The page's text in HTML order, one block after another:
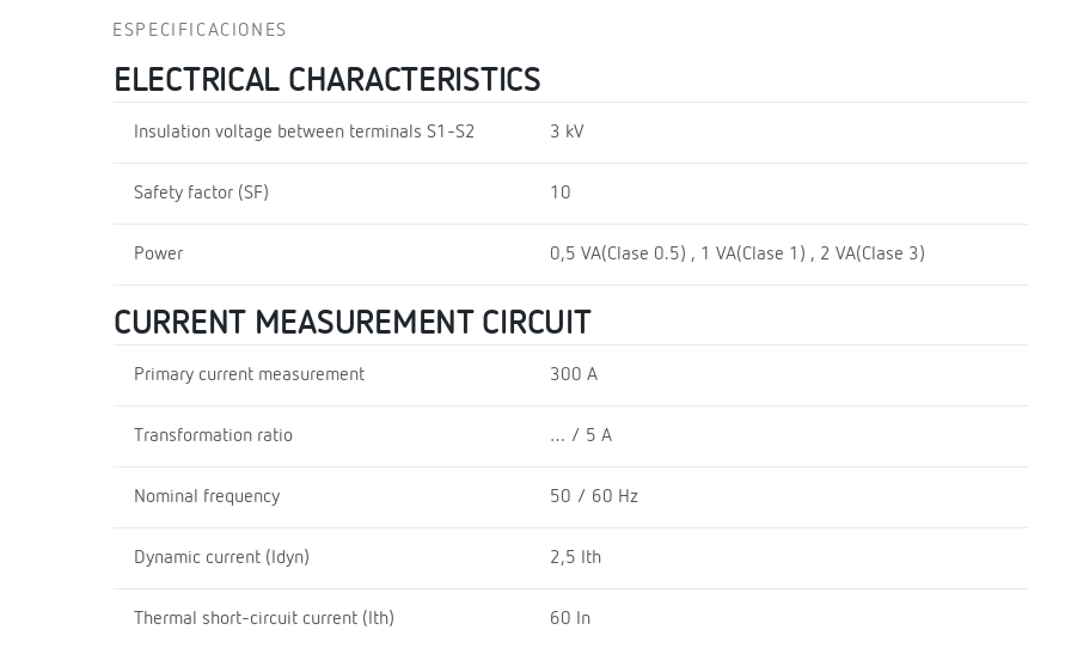
ESPECIFICACIONES
ELECTRICAL CHARACTERISTICS
Insulation voltage between terminals S1-S2 3 kV
Safety factor (SF) 10
Power 0,5 VA(Clase 0.5) , 1 VA(Clase 1) , 2 VA(Clase 3)
CURRENT MEASUREMENT CIRCUIT
Primary current measurement 300 A
Transformation ratio … / 5 A
Nominal frequency 50 / 60 Hz
Dynamic current (Idyn) 2,5 Ith
Thermal short-circuit current (Ith) 60 In